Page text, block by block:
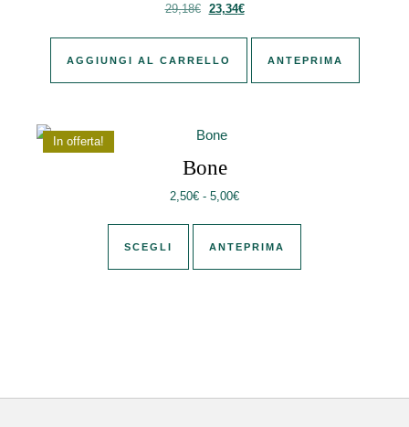
29,18€ Il prezzo originale era: 29,18€.
23,34€Il prezzo attuale è: 23,34€.
AGGIUNGI AL CARRELLO ANTEPRIMA
In offerta!
Bone
2,50€ - 5,00€Fascia di prezzo: da 2,50€ a
SCEGLI
Questo prodotto ha più varianti. Le
ANTEPRIMA